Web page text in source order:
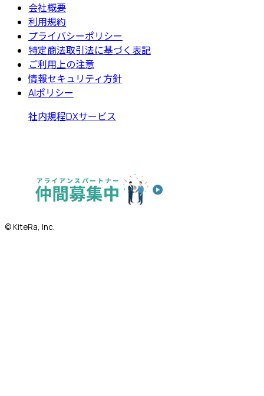
会社概要
利用規約
プライバシーポリシー
特定商法取引法に基づく表記
ご利用上の注意
情報セキュリティ方針
AIポリシー
社内規程DXサービス
© KiteRa, Inc.